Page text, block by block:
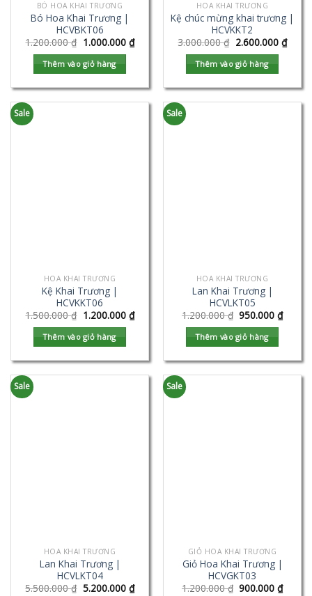
BÓ HOA KHAI TRƯƠNG
Bó Hoa Khai Trương |
HCVBKT06
1.200.000₫ 1.000.000 ₫
Thêm vào giỏ hàng
HOA KHAI TRƯƠNG
Kệ chúc mừng khai trương |
HCVKKT2
3.000.000₫ 2.600.000 ₫
Thêm vào giỏ hàng
Sale
HOA KHAI TRƯƠNG
Kệ Khai Trương |
HCVKKT06
1.500.000₫ 1.200.000 ₫
Thêm vào giỏ hàng
Sale
HOA KHAI TRƯƠNG
Lan Khai Trương |
HCVLKT05
1.200.000₫ 950.000₫
Thêm vào giỏ hàng
Sale
HOA KHAI TRƯƠNG
Lan Khai Trương |
HCVLKT04
5.500.000₫ 5.200.000 ₫
Sale
GIỎ HOA KHAI TRƯƠNG
Giỏ Hoa Khai Trương |
HCVGKT03
1.200.000₫ 900.000₫